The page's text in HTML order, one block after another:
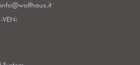
info@wolfhaus.it